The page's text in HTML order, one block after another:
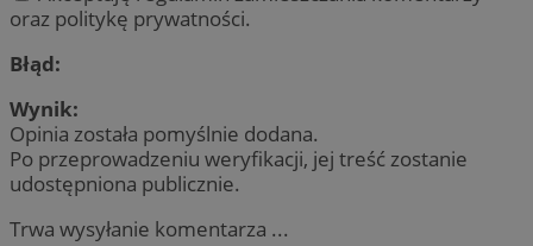
oraz politykę prywatności.
Błąd:
Wynik:
Opinia została pomyślnie dodana.
Po przeprowadzeniu weryfikacji, jej treść zostanie
udostępniona publicznie.
Trwa wysyłanie komentarza ...